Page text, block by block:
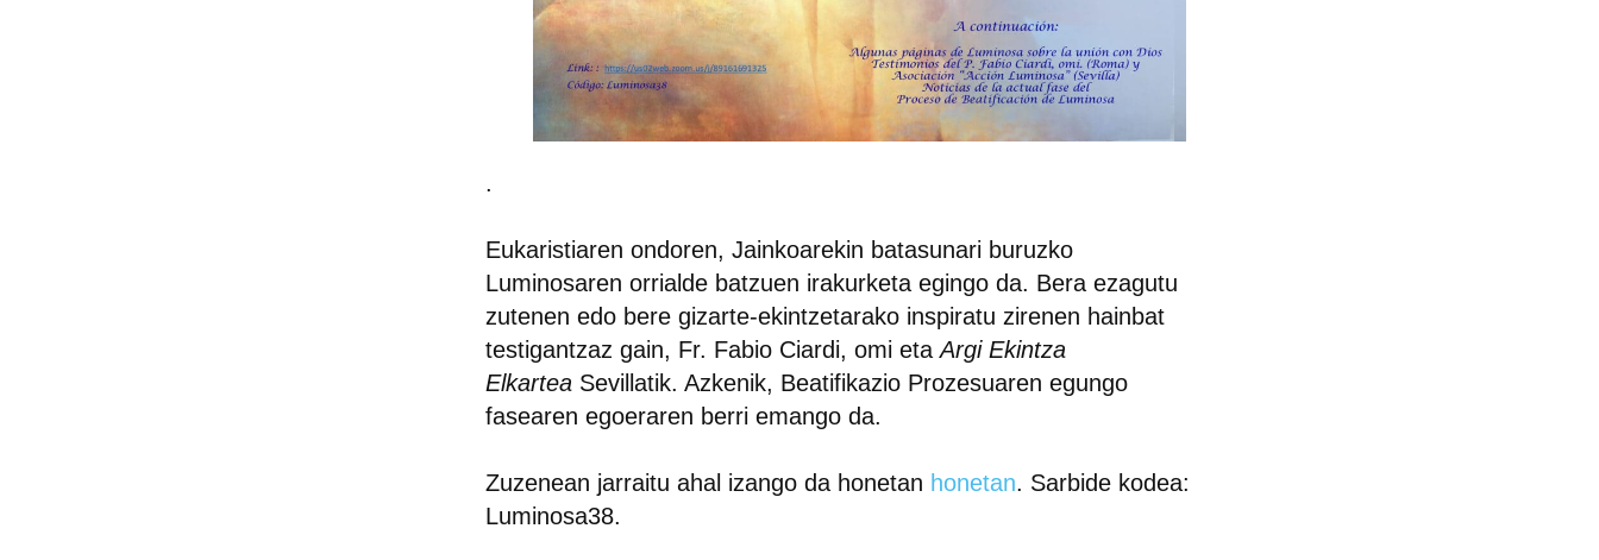
.
Eukaristiaren ondoren, Jainkoarekin batasunari buruzko
Luminosaren orrialde batzuen irakurketa egingo da. Bera ezagutu
zutenen edo bere gizarte-ekintzetarako inspiratu zirenen hainbat
testigantzaz gain, Fr. Fabio Ciardi, omi etaArgi Ekintza
Elkartea Sevillatik. Azkenik, Beatifikazio Prozesuaren egungo
fasearen egoeraren berri emango da.
Zuzenean jarraitu ahal izango da honetan honetan. Sarbide kodea:
Luminosa38.